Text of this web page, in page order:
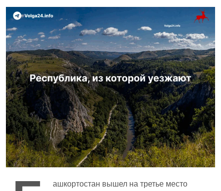
ашкортостан вышел на третье место